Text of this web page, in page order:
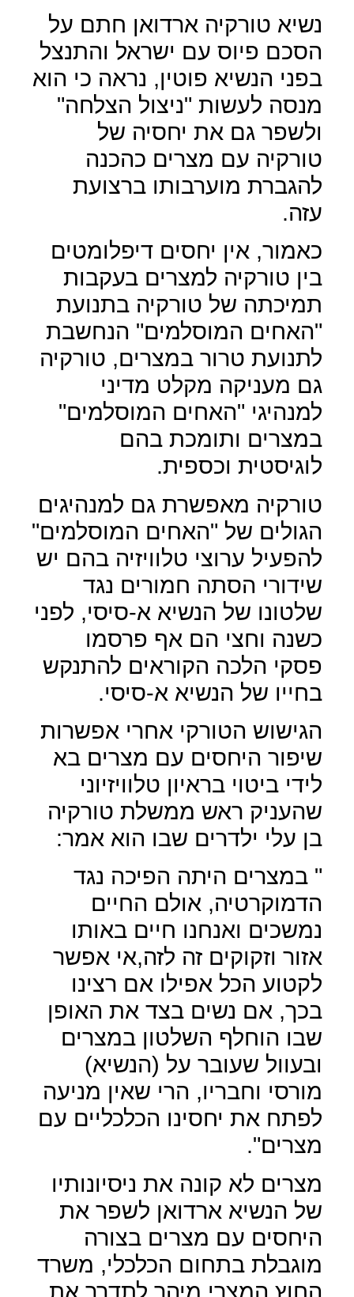
נשיא טורקיה ארדואן חתם על
הסכם פיוס עם ישראל והתנצל
בפני הנשיא פוטין, נראה כי הוא
מנסה לעשות "ניצול הצלחה"
ולשפר גם את יחסיה של
טורקיה עם מצרים כהכנה
להגברת מוערבותו ברצועת
עזה.
כאמור, אין יחסים דיפלומטים
בין טורקיה למצרים בעקבות
תמיכתה של טורקיה בתנועת
"האחים המוסלמים" הנחשבת
לתנועת טרור במצרים, טורקיה
גם מעניקה מקלט מדיני
למנהיגי "האחים המוסלמים"
במצרים ותומכת בהם
לוגיסטית וכספית.
טורקיה מאפשרת גם למנהיגים
הגולים של "האחים המוסלמים"
להפעיל ערוצי טלוויזיה בהם יש
שידורי הסתה חמורים נגד
שלטונו של הנשיא א-סיסי, לפני
כשנה וחצי הם אף פרסמו
פסקי הלכה הקוראים להתנקש
בחייו של הנשיא א-סיסי.
הגישוש הטורקי אחרי אפשרות
שיפור היחסים עם מצרים בא
לידי ביטוי בראיון טלוויזיוני
שהעניק ראש ממשלת טורקיה
בן עלי ילדרים שבו הוא אמר:
" במצרים היתה הפיכה נגד
הדמוקרטיה, אולם החיים
נמשכים ואנחנו חיים באותו
אזור וזקוקים זה לזה,אי אפשר
לקטוע הכל אפילו אם רצינו
בכך, אם נשים בצד את האופן
שבו הוחלף השלטון במצרים
ובעוול שעובר על (הנשיא)
מורסי וחבריו, הרי שאין מניעה
לפתח את יחסינו הכלכליים עם
מצרים".
מצרים לא קונה את ניסיונותיו
של הנשיא ארדואן לשפר את
היחסים עם מצרים בצורה
מוגבלת בתחום הכלכלי, משרד
החוץ המצרי מיהר לתדרך את